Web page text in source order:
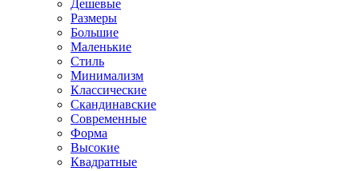
Дешевые
Размеры
Большие
Маленькие
Стиль
Минимализм
Классические
Скандинавские
Современные
Форма
Высокие
Квадратные